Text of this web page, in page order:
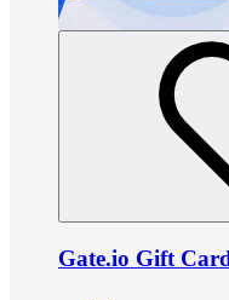
Gate.io Gift